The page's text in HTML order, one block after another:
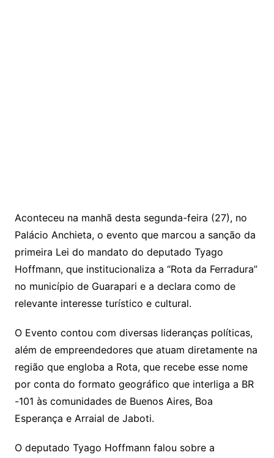
Aconteceu na manhã desta segunda-feira (27), no
Palácio Anchieta, o evento que marcou a sanção da
primeira Lei do mandato do deputado Tyago
Hoffmann, que institucionaliza a “Rota da Ferradura”
no município de Guarapari e a declara como de
relevante interesse turístico e cultural.
O Evento contou com diversas lideranças políticas,
além de empreendedores que atuam diretamente na
região que engloba a Rota, que recebe esse nome
por conta do formato geográfico que interliga a BR
-101 às comunidades de Buenos Aires, Boa
Esperança e Arraial de Jaboti.
O deputado Tyago Hoffmann falou sobre a